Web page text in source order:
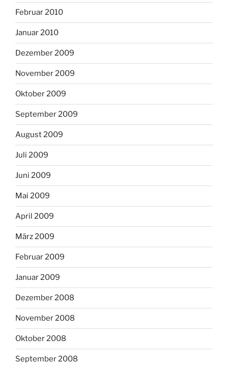
Februar 2010
Januar 2010
Dezember 2009
November 2009
Oktober 2009
September 2009
August 2009
Juli 2009
Juni 2009
Mai 2009
April 2009
März 2009
Februar 2009
Januar 2009
Dezember 2008
November 2008
Oktober 2008
September 2008